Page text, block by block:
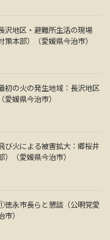
沢地区・避難所生活の現場
策本部）（愛媛県今治市）
の火の発生地域：長沢地区
愛媛県今治市）
火による被害拡大：郷桜井
）（愛媛県今治市）
永市長らと懇談（公明党愛
）